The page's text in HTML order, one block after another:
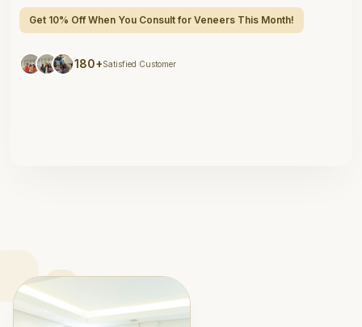
Get 10% Off When You Consult for Veneers This Month!
180+Satisfied Customer